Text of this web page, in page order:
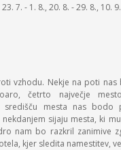
7. - 1. 8., 20. 8. - 29. 8., 10.
vzhodu. Nekje na poti nas
četrto največje
središču mesta nas bodo
sijaju mesta, ki
nam bo razkril zanimive
kjer sledita namestitev,